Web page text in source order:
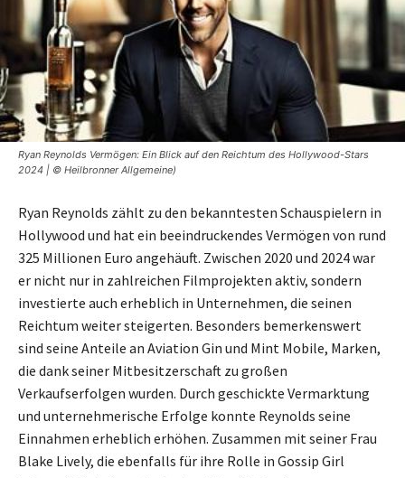
Ryan Reynolds Vermögen: Ein Blick auf den Reichtum des Hollywood-Stars
2024 | © Heilbronner Allgemeine)
Ryan Reynolds zählt zu den bekanntesten Schauspielern in
Hollywood und hat ein beeindruckendes Vermögen von rund
325 Millionen Euro angehäuft. Zwischen 2020 und 2024 war
er nicht nur in zahlreichen Filmprojekten aktiv, sondern
investierte auch erheblich in Unternehmen, die seinen
Reichtum weiter steigerten. Besonders bemerkenswert
sind seine Anteile an Aviation Gin und Mint Mobile, Marken,
die dank seiner Mitbesitzerschaft zu großen
Verkaufserfolgen wurden. Durch geschickte Vermarktung
und unternehmerische Erfolge konnte Reynolds seine
Einnahmen erheblich erhöhen. Zusammen mit seiner Frau
Blake Lively, die ebenfalls für ihre Rolle in Gossip Girl